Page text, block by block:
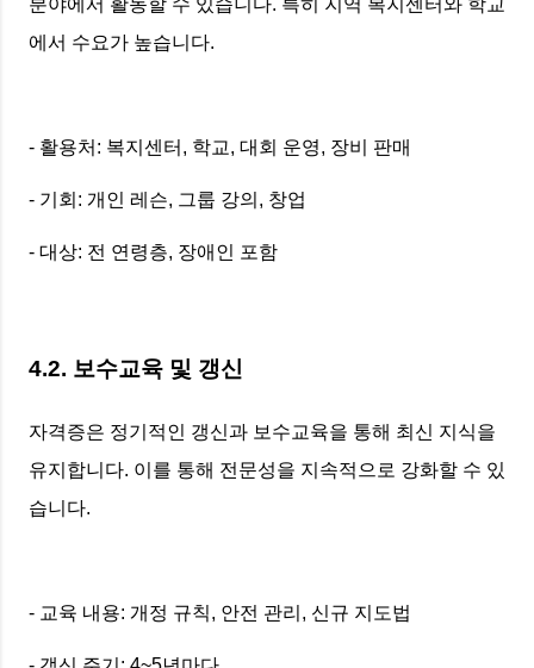
분야에서 활동할 수 있습니다. 특히 지역 복지센터와 학교
에서 수요가 높습니다.
- 활용처: 복지센터, 학교, 대회 운영, 장비 판매
- 기회: 개인 레슨, 그룹 강의, 창업
- 대상: 전 연령층, 장애인 포함
4.2. 보수교육 및 갱신
자격증은 정기적인 갱신과 보수교육을 통해 최신 지식을
유지합니다. 이를 통해 전문성을 지속적으로 강화할 수 있
습니다.
- 교육 내용: 개정 규칙, 안전 관리, 신규 지도법